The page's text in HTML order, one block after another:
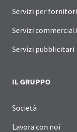
Servizi per fornitori
Servizi commerciali
Servizi pubblicitari
IL GRUPPO
Società
Lavora con noi